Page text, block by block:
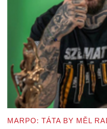
MARPO: TÁTA BY MĚL